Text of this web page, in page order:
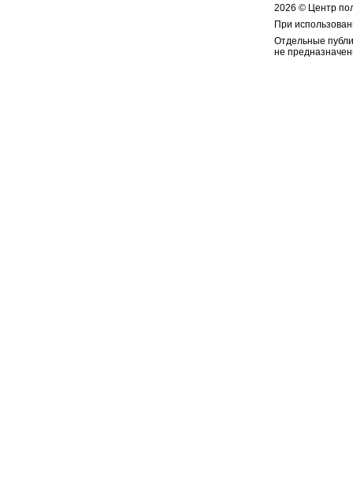
2026 © Центр
При
Отдельные
не